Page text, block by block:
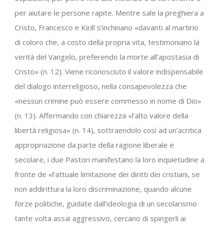
per aiutare le persone rapite. Mentre sale la preghiera a
Cristo, Francesco e Kirill s’inchinano «davanti al martirio
di coloro che, a costo della propria vita, testimoniano la
verità del Vangelo, preferendo la morte all’apostasia di
Cristo» (n. 12). Viene riconosciuto il valore indispensabile
del dialogo interreligioso, nella consapevolezza che
«nessun crimine può essere commesso in nome di Dio»
(n. 13). Affermando con chiarezza «l’alto valore della
libertà religiosa» (n. 14), sottraendolo così ad un’acritica
appropriazione da parte della ragione liberale e
secolare, i due Pastori manifestano la loro inquietudine a
fronte de «l’attuale limitazione dei diritti dei cristiani, se
non addirittura la loro discriminazione, quando alcune
forze politiche, guidate dall’ideologia di un secolarismo
tante volta assai aggressivo, cercano di spingerli ai